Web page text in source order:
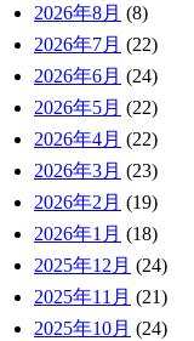
2026年8月 (8)
2026年7月 (22)
2026年6月 (24)
2026年5月 (22)
2026年4月 (22)
2026年3月 (23)
2026年2月 (19)
2026年1月 (18)
2025年12月 (24)
2025年11月 (21)
2025年10月 (24)